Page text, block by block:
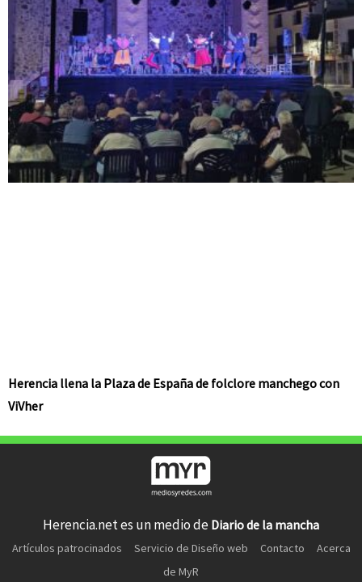
Herencia llena la Plaza de España de folclore manchego con
ViVher
Herencia.net es un medio de Diario de la mancha
Artículos patrocinados Servicio de Diseño web Contacto
Acerca
de MyR